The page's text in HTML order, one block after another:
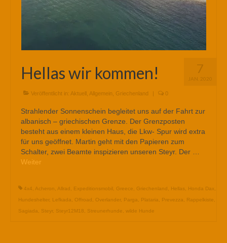
7
JAN. 2020
Hellas wir kommen!
Veröffentlicht in: Aktuell Allgemein Griechenland | 0
Strahlender Sonnenschein begleitet uns auf der Fahrt zur
albanisch – griechischen Grenze. Der Grenzposten
besteht aus einem kleinen Haus, die Lkw- Spur wird extra
für uns geöffnet. Martin geht mit den Papieren zum
Schalter, zwei Beamte inspizieren unseren Steyr. Der …
Weiter
4x4 Acheron Allrad Expeditionsmobil Greece Griechenland Hellas Honda Dax
Hundeshelter, Lefkada Offroad Overlander, Parga Plataria Prevezza Rappelkiste
Sagiada
Steyr, Steyr12M18 Streunerhunde wilde Hunde